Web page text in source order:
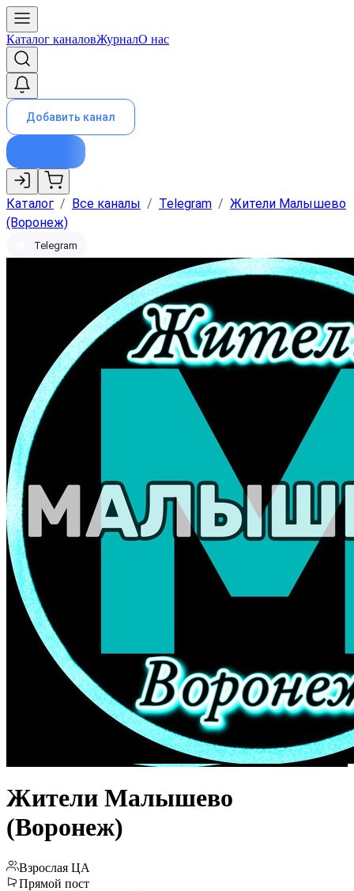
Каталог каналовЖурналО нас
Добавить канал
Каталог / Все каналы / Telegram / Жители Малышево
(Воронеж)
Telegram
Жители Малышево
(Воронеж)
Взрослая ЦА
Прямой пост